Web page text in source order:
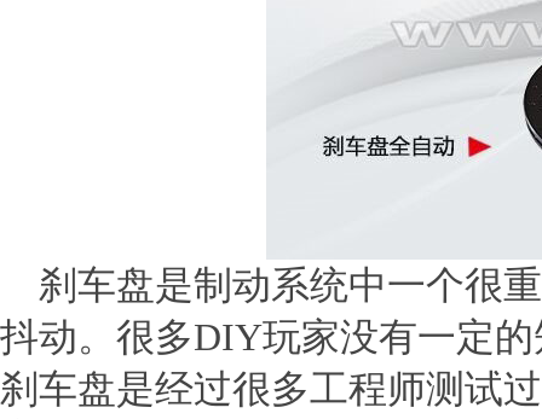
刹车盘是制动系统中一个很
抖动。很多DIY玩家没有一定
刹车盘是经过很多工程师测试